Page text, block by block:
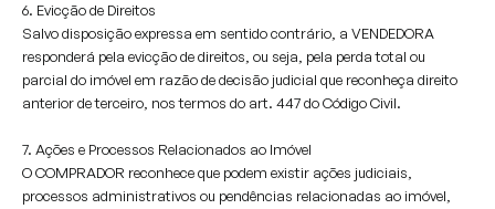
6. Evicção de Direitos
Salvo disposição expressa em sentido contrário, a VENDEDORA
responderá pela evicção de direitos, ou seja, pela perda total ou
parcial do imóvel em razão de decisão judicial que reconheça direito
anterior de terceiro, nos termos do art. 447 do Código Civil.
7. Ações e Processos Relacionados ao Imóvel
O COMPRADOR reconhece que podem existir ações judiciais,
processos administrativos ou pendências relacionadas ao imóvel,